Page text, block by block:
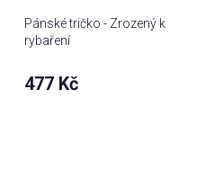
Pánské tričko - Zrozený k
rybaření
477 Kč